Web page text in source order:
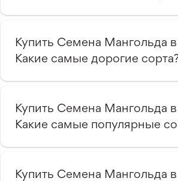
Купить Семена Мангольда
Какие самые дорогие
Купить Семена Мангольда
Какие самые популярные
Купить Семена Мангольда в